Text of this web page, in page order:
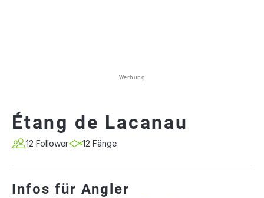
Werbung
Étang de Lacanau
12 Follower 12 Fänge
Infos für Angler